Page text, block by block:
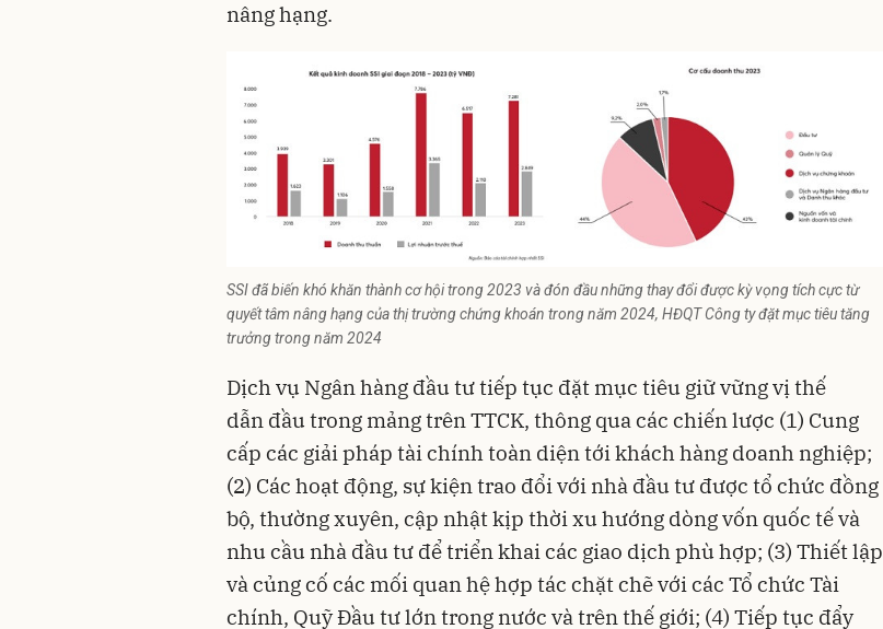
nâng hạng.
SSI đã biến khó khăn thành cơ hội trong 2023 và đón đầu những thay đổi được kỳ vọng tích cực từ
quyết tâm nâng hạng của thị trường chứng khoán trong năm 2024, HĐQT Công ty đặt mục tiêu tăng
trưởng trong năm 2024
Dịch vụ Ngân hàng đầu tư tiếp tục đặt mục tiêu giữ vững vị thế
dẫn đầu trong mảng trên TTCK, thông qua các chiến lược (1) Cung
cấp các giải pháp tài chính toàn diện tới khách hàng doanh nghiệp;
(2) Các hoạt động, sự kiện trao đổi với nhà đầu tư được tổ chức đồng
bộ, thường xuyên, cập nhật kịp thời xu hướng dòng vốn quốc tế và
nhu cầu nhà đầu tư để triển khai các giao dịch phù hợp; (3) Thiết lập
và củng cố các mối quan hệ hợp tác chặt chẽ với các Tổ chức Tài
chính, Quỹ Đầu tư lớn trong nước và trên thế giới; (4) Tiếp tục đẩy